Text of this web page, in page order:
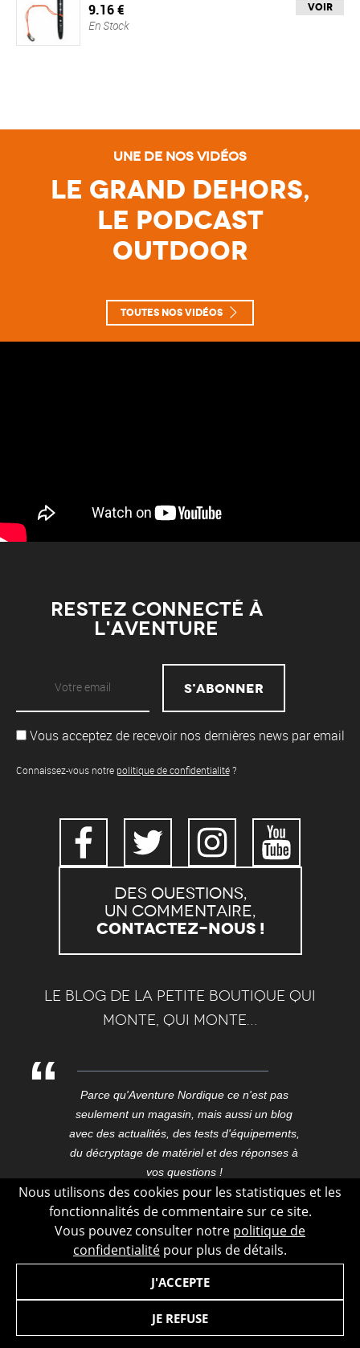
Nous utilisons des cookies pour les statistiques et les
fonctionnalités de commentaire sur ce site.
Vous pouvez consulter notre politique de
confidentialité pour plus de détails.
J'ACCEPTE
JE REFUSE
9.16 €
En Stock
Voir
Une de nos vidéos
Le Grand Dehors,
le Podcast
Outdoor
Toutes nos vidéos
Restez connecté à
l'aventure
Vous acceptez de recevoir nos dernières news par email
Connaissez-vous notre politique de confidentialité?
Des questions,
un commentaire,
Contactez-nous !
Le blog de la petite boutique qui
monte, qui monte…
Parce qu'Aventure Nordique ce n'est pas
seulement un magasin, mais aussi un blog
avec des actualités, des tests d'équipements,
du décryptage de matériel et des réponses à
vos questions !
Causeries liés à l'itinérance, le trekking, les
expéditions, les voyages, ici et aux confins du
monde.
Blog outdoor conçu dans le Vercors, dessiné,
développé et hébergé à Grenoble au cœur de
la capitale des Alpes.